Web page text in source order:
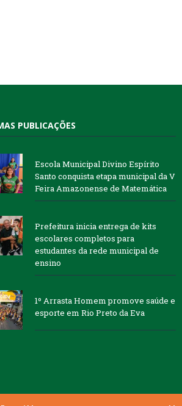
PUBLICAÇÕES
Escola Municipal Divino Espírito
Santo conquista etapa municipal da V
Feira Amazonense de Matemática
Prefeitura inicia entrega de kits
escolares completos para
estudantes da rede municipal de
ensino
1º Arrasta Homem promove saúde e
esporte em Rio Preto da Eva